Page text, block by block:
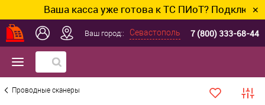
Ваша касса уже готова к ТС ПИоТ? Подключим и✕
Ваш город:: Севастополь 7 (800) 333-68-44
Проводные сканеры